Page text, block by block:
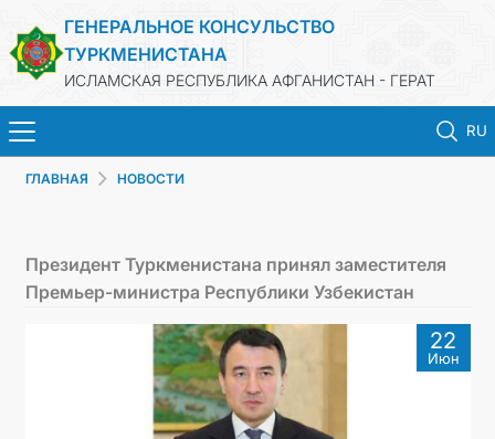
ГЕНЕРАЛЬНОЕ КОНСУЛЬСТВО
ТУРКМЕНИСТАНА
ИСЛАМСКАЯ РЕСПУБЛИКА АФГАНИСТАН - ГЕРАТ
RU
ТУРКМЕНИСТАН
КОНСУЛЬСКИЕ УСЛУГИ
МИД
ГЛАВНАЯ НОВОСТИ
Президент Туркменистана принял заместителя
Премьер-министра Республики Узбекистан
22
Июн